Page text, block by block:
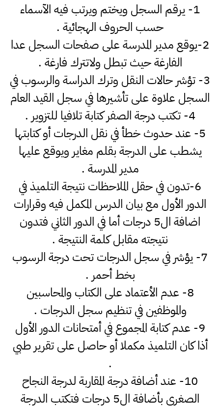
1- يرقم السجل ويختم ويرتب فيه الآسماء
حسب الحروف الهجائية .
2-يوقع مدير المدرسة على صفحات السجل عدا
الفارغة حيث تبطل ولاتترك فارغة .
3- تؤشر حالات النقل وترك الدراسة والرسوب في
السجل علاوة على تأشيرها في سجل القيد العام
4- تكتب درجة الصفر كتابة تلافيا للتزوير .
5- عند حدوث خطأ في نقل الدرجات أو كتابتها
يشطب على الدرجة بقلم مغاير ويوقع عليها
مدير المدرسة .
6-تدون في حقل الملاحظات نتيجة التلميذ في
الدور الأول مع بيان الدرس المكمل فيه وقرارات
اضافة ال5 درجات أما في الدور الثاني فتدون
نتيجته مقابل كلمة النتيجة .
7- يؤشر في سجل الدرجات تحت درجة الرسوب
بخط أحمر .
8- عدم الأعتماد على الكتاب والمحاسبين
والموظفين في تنظيم سجل الدرجات .
9- عدم كتابة المجموع في أمتحانات الدور الأول
أذا كان التلميذ مكملا أو حاصل على تقرير طبي
.
10- عند أضافة درجة المقاربة لدرجة النجاح
الصغرى بأضافة ال5 درجات فتكتب الدرجة